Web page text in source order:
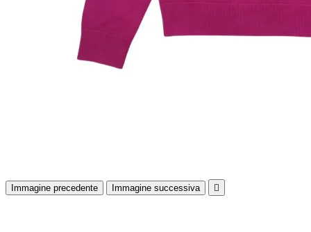
Immagine precedente Immagine successiva 